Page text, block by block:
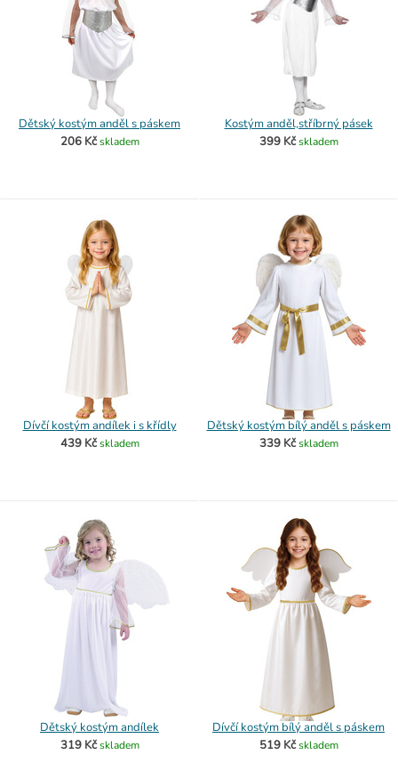
Dětský kostým anděl s páskem
206 Kč skladem
Kostým anděl,stříbrný pásek
399 Kč skladem
Dívčí kostým andílek i s křídly
439 Kč skladem
Dětský kostým bílý anděl s páskem
339 Kč skladem
Dětský kostým andílek
319 Kč skladem
Dívčí kostým bílý anděl s páskem
519 Kč skladem